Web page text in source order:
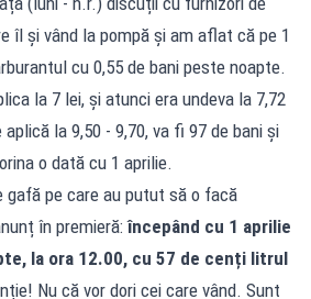
îl și vând la pompă și am aflat că pe 1
cu 0,55 de bani peste noapte.
la 7 lei, și atunci era undeva la 7,72
la 9,50 - 9,70, va fi 97 de bani și
o dată cu 1 aprilie.
gafă pe care au putut să o facă
în premieră:începând cu 1 aprilie
la ora 12.00, cu 57 de cenți litrul
Nu că vor dori cei care vând. Sunt